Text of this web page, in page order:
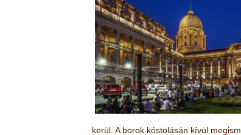
kerül. A borok kóstolásán kívül